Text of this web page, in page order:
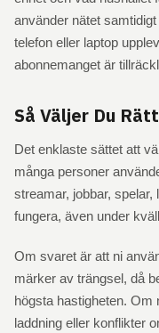
använder nätet
telefon eller laptop
abonnemanget är
Så Väljer Du
Det enklaste sättet att
många personer
streamar, jobbar,
fungera, även under
Om svaret är att ni
märker av trängsel, då
högsta hastigheten. Om
laddning eller konflikter